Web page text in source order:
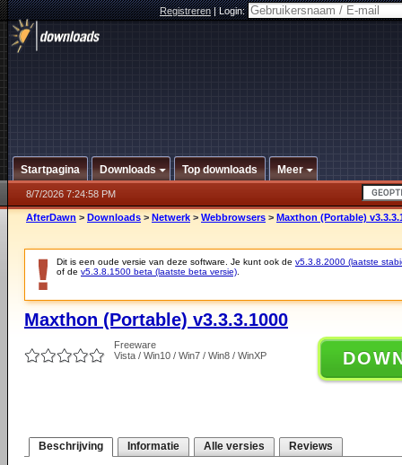
Registreren|Login:
Startpagina Downloads Top downloads Meer
8/7/2026 7:24:58 PM
AfterDawn > Downloads > Netwerk > Webbrowsers > Maxthon (Portable)
Dit is een oude versie van deze software. Je kunt ook de v5.3.8.2000 (laatste
of de v5.3.8.1500 beta (laatste beta versie)
Maxthon (Portable) v3.3.3.1000
Freeware
Vista / Win10 / Win7 / Win8 / WinXP
Beschrijving Informatie Alle versies Reviews